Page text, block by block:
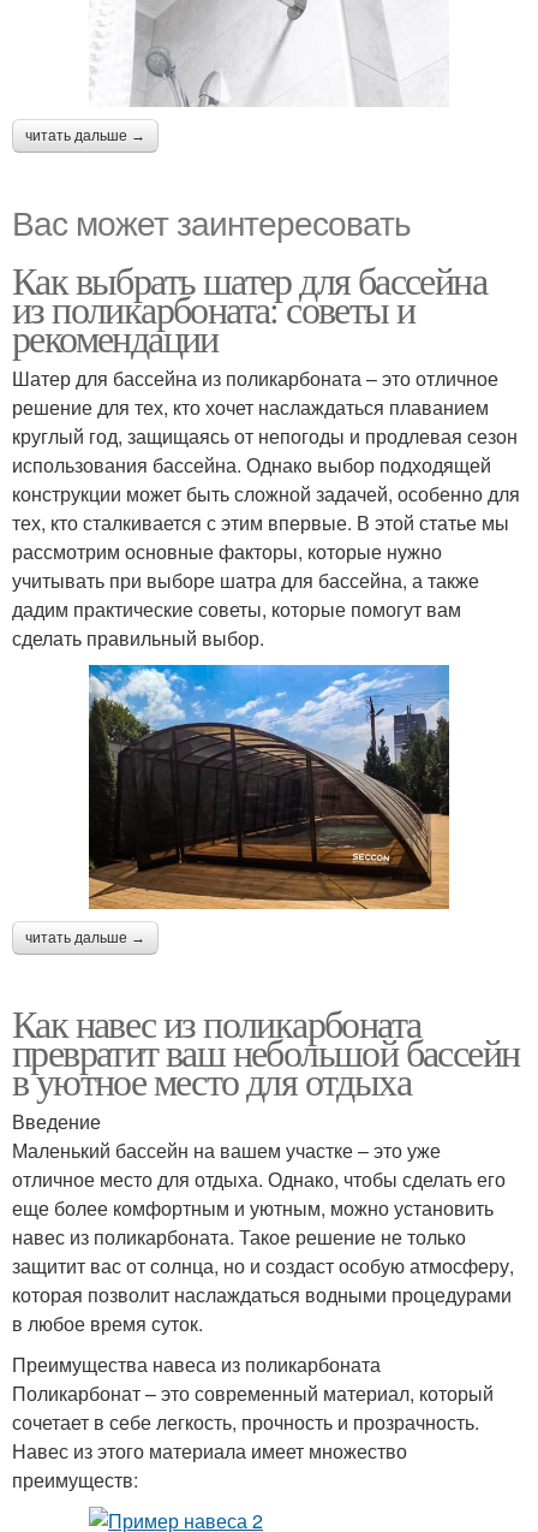
читать дальше →
Вас может заинтересовать
Как выбрать шатер для бассейна
из поликарбоната: советы и
рекомендации
Шатер для бассейна из поликарбоната – это отличное
решение для тех, кто хочет наслаждаться плаванием
круглый год, защищаясь от непогоды и продлевая сезон
использования бассейна. Однако выбор подходящей
конструкции может быть сложной задачей, особенно для
тех, кто сталкивается с этим впервые. В этой статье мы
рассмотрим основные факторы, которые нужно
учитывать при выборе шатра для бассейна, а также
дадим практические советы, которые помогут вам
сделать правильный выбор.
читать дальше →
Как навес из поликарбоната
превратит ваш небольшой бассейн
в уютное место для отдыха
Введение
Маленький бассейн на вашем участке – это уже
отличное место для отдыха. Однако, чтобы сделать его
еще более комфортным и уютным, можно установить
навес из поликарбоната. Такое решение не только
защитит вас от солнца, но и создаст особую атмосферу,
которая позволит наслаждаться водными процедурами
в любое время суток.
Преимущества навеса из поликарбоната
Поликарбонат – это современный материал, который
сочетает в себе легкость, прочность и прозрачность.
Навес из этого материала имеет множество
преимуществ: